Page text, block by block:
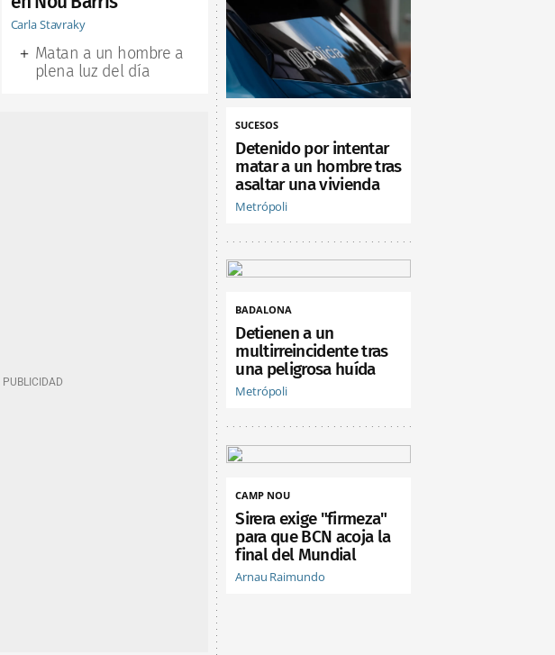
Carla Stavraky
Matan a un hombre a
plena luz del día
SUCESOS
Detenido por intentar
matar a un hombre tras
asaltar una vivienda
Metrópoli
BADALONA
Detienen a un
multirreincidente tras
una peligrosa huída
Metrópoli
CAMP NOU
Sirera exige "firmeza"
para que BCN acoja la
final del Mundial
Arnau Raimundo